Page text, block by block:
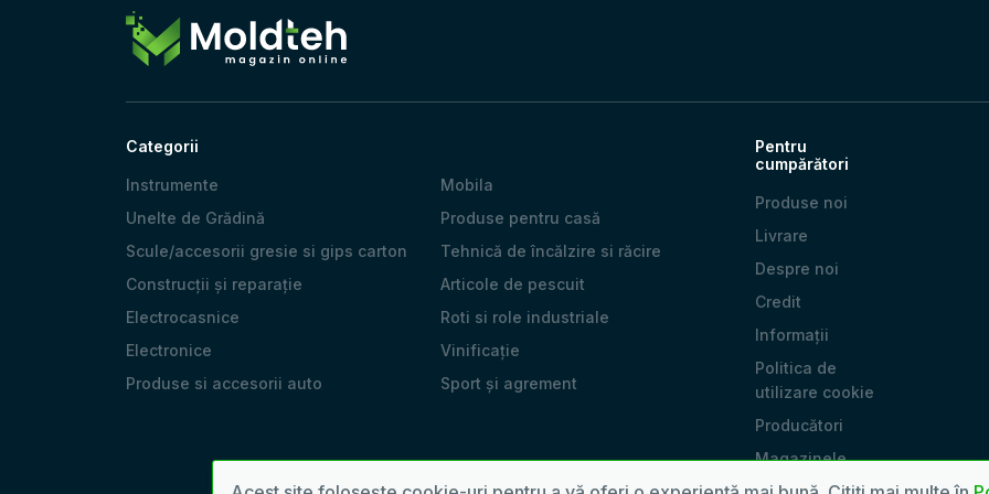
Categorii
Instrumente
Unelte de Grădină
Scule/accesorii gresie si gips carton
Construcții și reparație
Electrocasnice
Electronice
Produse si accesorii auto
Mobila
Produse pentru casă
Tehnică de încălzire si răcire
Articole de pescuit
Roti si role industriale
Vinificație
Sport și agrement
Pentru
cumpărători
Produse noi
Livrare
Despre noi
Credit
Informații
Politica de
utilizare cookie
Producători
Magazinele
noastre